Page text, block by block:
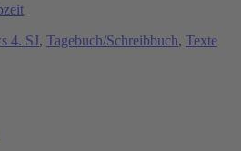
4. SJ, Tagebuch/Schreibbuch, Texte